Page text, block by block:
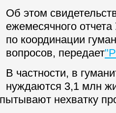
Об этом
ежемесячного
по координации
вопросов, передает
В частности, в
нуждаются 3,1 млн
нехватку